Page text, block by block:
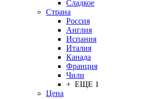
Сладкое
Страна
Россия
Англия
Испания
Италия
Канада
Франция
Чили
+ ЕЩЕ 1
Цена